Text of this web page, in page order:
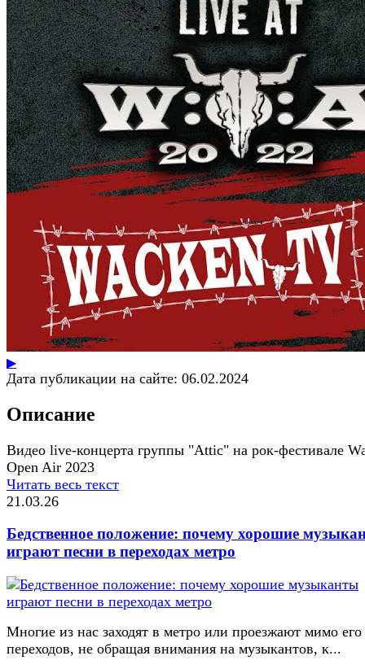
▶
Дата публикации на сайте: 06.02.2024
Описание
Видео live-концерта группы "Attic" на рок-фестивале
Open Air 2023
Читать весь текст
21.03.26
Бедственное положение: почему хорошие
играют песни в переходах метро
Многие из нас заходят в метро или проезжают мимо его
переходов, не обращая внимания на музыкантов, к...